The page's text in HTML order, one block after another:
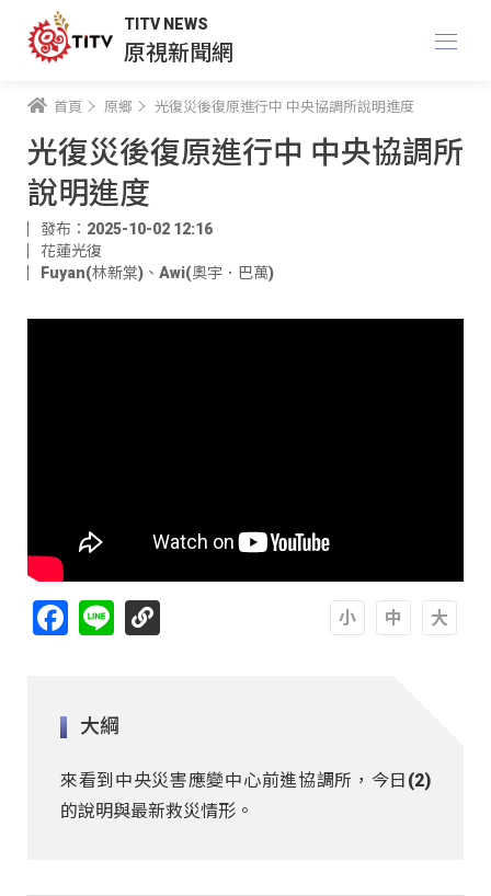
TITV NEWS
原視新聞網
首頁 原鄉 光復災後復原進行中 中央協調所說明進度
光復災後復原進行中 中央協調所
說明進度
發布：2025-10-02 12:16
花蓮光復
Fuyan(林新棠) 、 Awi(奧宇．巴萬)
Facebook
Line
大綱
來看到中央災害應變中心前進協調所，今日(2)
的說明與最新救災情形。